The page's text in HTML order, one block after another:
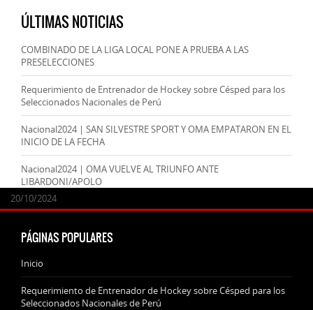
ÚLTIMAS NOTICIAS
COMBINADO DE LA LIGA LOCAL PONE A PRUEBA A LAS
PRESELECCIONES
24/09/2025
Requerimiento de Entrenador de Hockey sobre Césped para los
Seleccionados Nacionales de Perú
07/11/2024
Nacional2024 | SAN SILVESTRE SPORT Y OMA EMPATARON EN EL
INICIO DE LA FECHA
20/10/2024
Nacional2024 | OMA VUELVE AL TRIUNFO ANTE
LIBARDONI/APOLO
20/10/2024
PÁGINAS POPULARES
Inicio
Requerimiento de Entrenador de Hockey sobre Césped para los
Seleccionados Nacionales de Perú